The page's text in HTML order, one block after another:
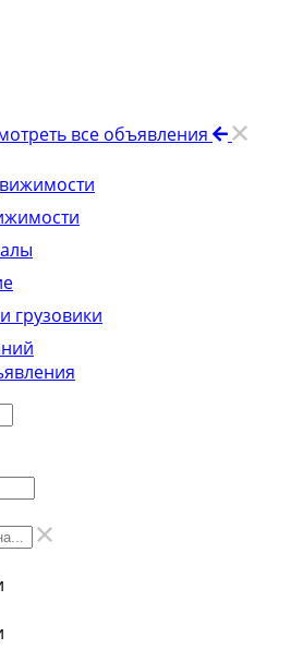
все объявления
грузовики